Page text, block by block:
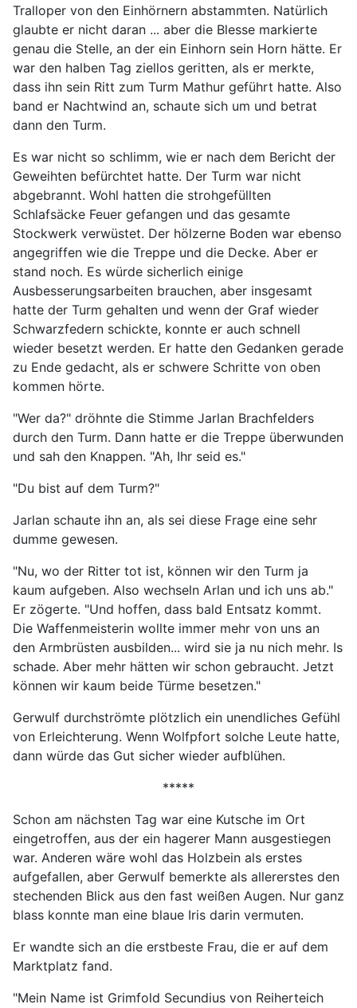
Tralloper von den Einhörnern abstammten. Natürlich
glaubte er nicht daran ... aber die Blesse markierte
genau die Stelle, an der ein Einhorn sein Horn hätte. Er
war den halben Tag ziellos geritten, als er merkte,
dass ihn sein Ritt zum Turm Mathur geführt hatte. Also
band er Nachtwind an, schaute sich um und betrat
dann den Turm.
Es war nicht so schlimm, wie er nach dem Bericht der
Geweihten befürchtet hatte. Der Turm war nicht
abgebrannt. Wohl hatten die strohgefüllten
Schlafsäcke Feuer gefangen und das gesamte
Stockwerk verwüstet. Der hölzerne Boden war ebenso
angegriffen wie die Treppe und die Decke. Aber er
stand noch. Es würde sicherlich einige
Ausbesserungsarbeiten brauchen, aber insgesamt
hatte der Turm gehalten und wenn der Graf wieder
Schwarzfedern schickte, konnte er auch schnell
wieder besetzt werden. Er hatte den Gedanken gerade
zu Ende gedacht, als er schwere Schritte von oben
kommen hörte.
"Wer da?" dröhnte die Stimme Jarlan Brachfelders
durch den Turm. Dann hatte er die Treppe überwunden
und sah den Knappen. "Ah, Ihr seid es."
"Du bist auf dem Turm?"
Jarlan schaute ihn an, als sei diese Frage eine sehr
dumme gewesen.
"Nu, wo der Ritter tot ist, können wir den Turm ja
kaum aufgeben. Also wechseln Arlan und ich uns ab."
Er zögerte. "Und hoffen, dass bald Entsatz kommt.
Die Waffenmeisterin wollte immer mehr von uns an
den Armbrüsten ausbilden... wird sie ja nu nich mehr. Is
schade. Aber mehr hätten wir schon gebraucht. Jetzt
können wir kaum beide Türme besetzen."
Gerwulf durchströmte plötzlich ein unendliches Gefühl
von Erleichterung. Wenn Wolfpfort solche Leute hatte,
dann würde das Gut sicher wieder aufblühen.
*****
Schon am nächsten Tag war eine Kutsche im Ort
eingetroffen, aus der ein hagerer Mann ausgestiegen
war. Anderen wäre wohl das Holzbein als erstes
aufgefallen, aber Gerwulf bemerkte als allererstes den
stechenden Blick aus den fast weißen Augen. Nur ganz
blass konnte man eine blaue Iris darin vermuten.
Er wandte sich an die erstbeste Frau, die er auf dem
Marktplatz fand.
"Mein Name ist Grimfold Secundius von Reiherteich